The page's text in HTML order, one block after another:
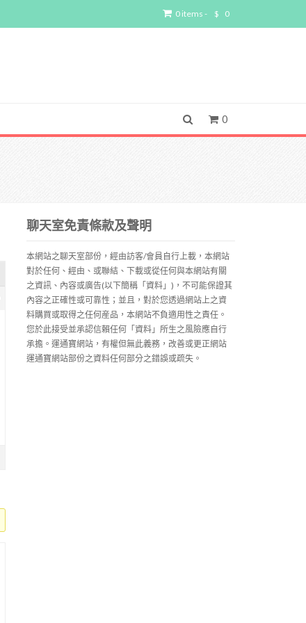
0 items - $ 0
0
聊天室免責條款及聲明
本網站之聊天室部份，經由訪客/會員自行上載，本網站
對於任何、經由、或聯結、下載或從任何與本網站有關
之資訊、內容或廣告(以下簡稱「資料」)，不可能保證其
內容之正確性或可靠性；並且，對於您透過網站上之資
料購買或取得之任何産品，本網站不負適用性之責任。
您於此接受並承認信賴任何「資料」所生之風險應自行
承擔。運通寶網站，有權但無此義務，改善或更正網站
運通寶網站部份之資料任何部分之錯誤或疏失。